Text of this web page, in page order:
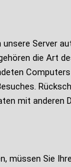
Server
die Art
mit anderen
Sie